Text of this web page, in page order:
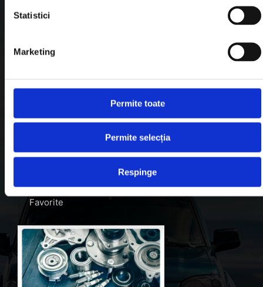
Statistici
Marketing
Permite toate
Permite selecția
Respinge
Despre noi
Favorite